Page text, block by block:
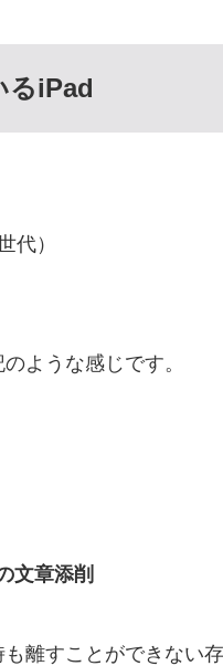
るiPad
代）
ような感じです。
文章添削
離すことができない